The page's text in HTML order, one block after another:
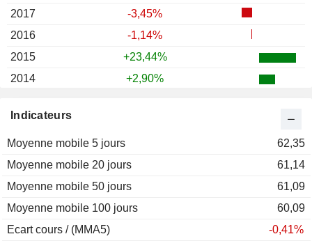
Indicateurs
Moyenne mobile 5 jours
62,35
Moyenne mobile 20 jours
61,14
Moyenne mobile 50 jours
61,09
Moyenne mobile 100 jours
60,09
Ecart cours / (MMA5)
-0,41%
2017
-3,45%
2016
-1,14%
2015
+23,44%
2014
+2,90%
2012
2011
+18,57%
2010
+15,93%
2009
+1,23%
2008
-17,71%
2007